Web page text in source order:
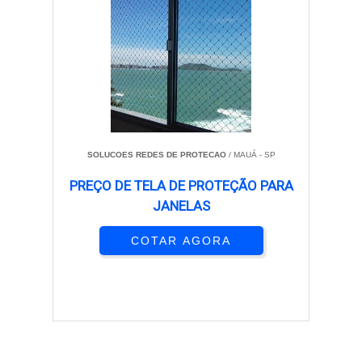
SOLUCOES REDES DE PROTECAO/ MAUÁ - SP
PREÇO DE TELA DE PROTEÇÃO PARA
JANELAS
COTAR AGORA